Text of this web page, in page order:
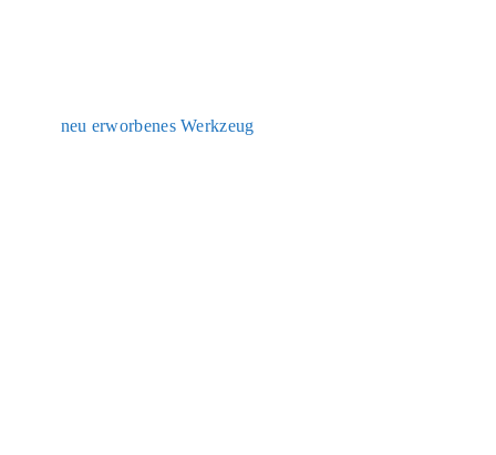
neu erwor­be­nes Werk­zeug